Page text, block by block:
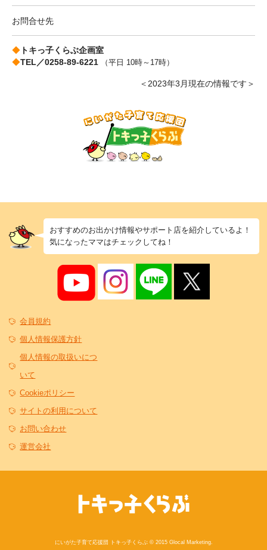
お問合せ先
◆ トキっ子くらぶ企画室
◆TEL／0258-89-6221 （平日 10時～17時）
＜2023年3月現在の情報です＞
おすすめのお出かけ情報やサポート店を紹介しているよ！
気になったママはチェックしてね！
会員規約
個人情報保護方針
個人情報の取扱いにつ
いて
Cookieポリシー
サイトの利用について
お問い合わせ
運営会社
にいがた子育て応援団 トキっ子くらぶ © 2015 Glocal Marketing.